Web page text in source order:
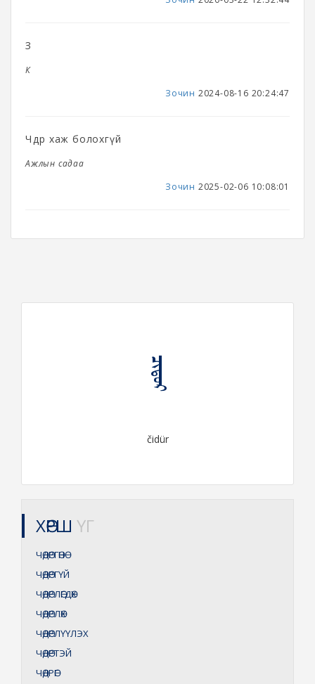
З
К
Зочин 2024-08-16 20:24:47
Чөдөр хаж болохгүй
Ажлын садаа
Зочин 2025-02-06 10:08:01
ᠴᠢᠳᠦᠷ
čidür
ХӨРШ ҮГ
ЧӨДӨРГӨНӨ
ЧӨДӨРГҮЙ
ЧӨДӨРЛӨГДӨХ
ЧӨДӨРЛӨХ
ЧӨДӨРЛҮҮЛЭХ
ЧӨДӨРТЭЙ
ЧӨДРӨГ